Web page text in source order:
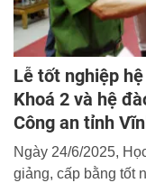
Lễ tốt nghiệp
Khoá 2 và hệ
Công an tỉnh
Ngày 24/6/2025,
giảng, cấp bằng tốt